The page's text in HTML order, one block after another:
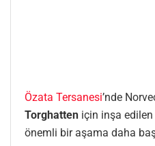
Özata Tersanesi’nde
Torghatten için inşa edilen
önemli bir aşama daha